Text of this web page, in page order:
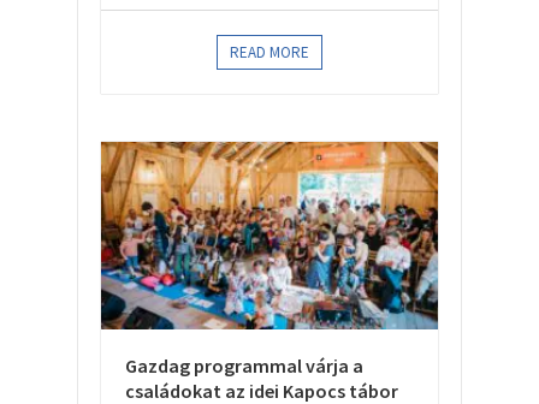
READ MORE
Gazdag programmal várja a
családokat az idei Kapocs tábor